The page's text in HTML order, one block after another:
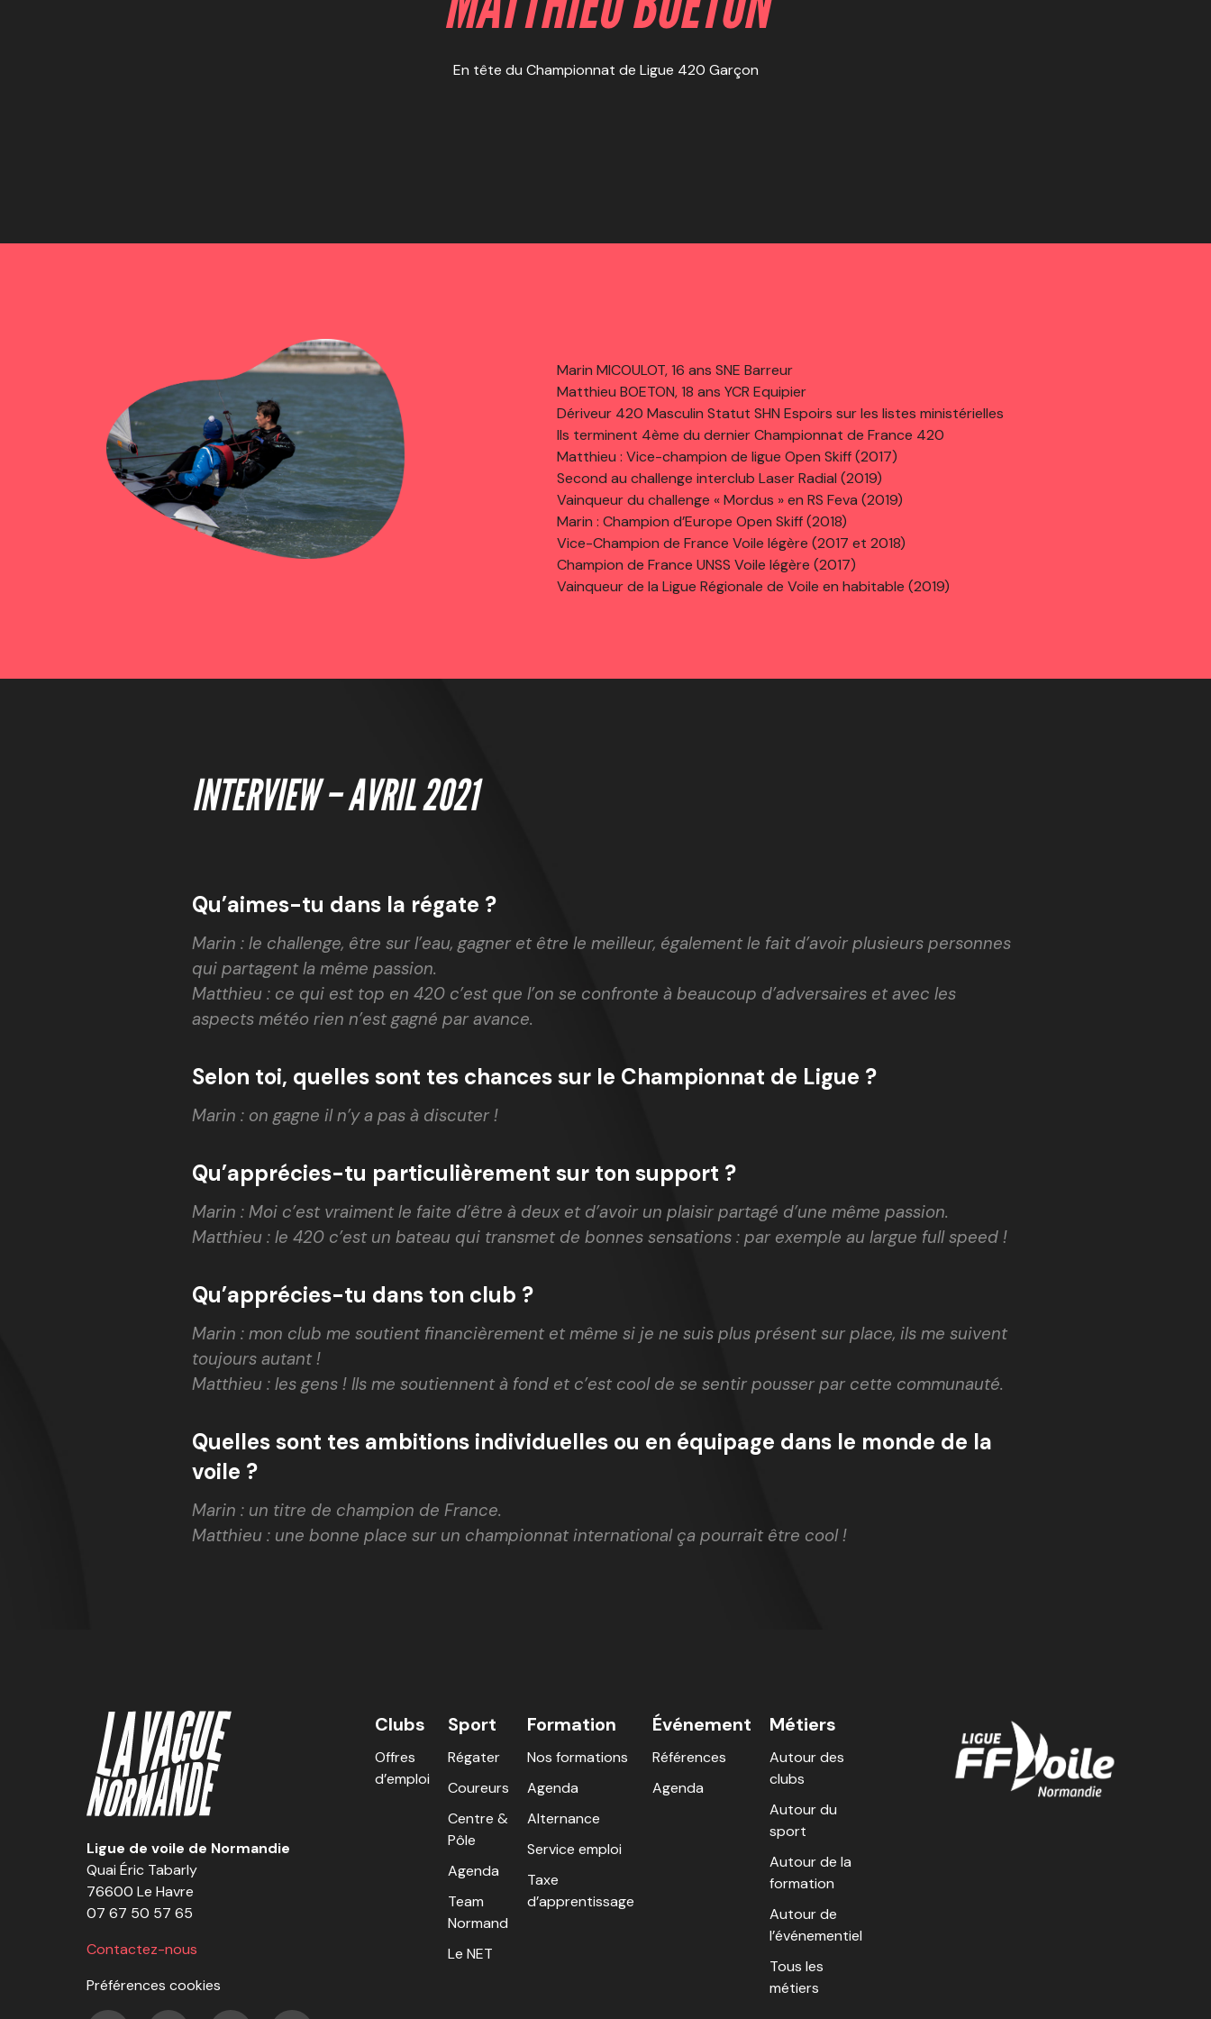
En tête du Championnat de Ligue 420 Garçon
Marin MICOULOT, 16 ans SNE Barreur
Matthieu BOETON, 18 ans YCR Equipier
Dériveur 420 Masculin Statut SHN Espoirs sur les listes ministérielles
Ils terminent 4ème du dernier Championnat de France 420
Matthieu : Vice-champion de ligue Open Skiff (2017)
Second au challenge interclub Laser Radial (2019)
Vainqueur du challenge « Mordus » en RS Feva (2019)
Marin : Champion d’Europe Open Skiff (2018)
Vice-Champion de France Voile légère (2017 et 2018)
Champion de France UNSS Voile légère (2017)
Vainqueur de la Ligue Régionale de Voile en habitable (2019)
INTERVIEW – AVRIL 2021
Qu’aimes-tu dans la régate ?
Marin : le challenge, être sur l’eau, gagner et être le meilleur, également le fait d’avoir plusieurs personnes
qui partagent la même passion.
Matthieu : ce qui est top en 420 c’est que l’on se confronte à beaucoup d’adversaires et avec les
aspects météo rien n’est gagné par avance.
Selon toi, quelles sont tes chances sur le Championnat de Ligue ?
Marin : on gagne il n’y a pas à discuter !
Qu’apprécies-tu particulièrement sur ton support ?
Marin : Moi c’est vraiment le faite d’être à deux et d’avoir un plaisir partagé d’une même passion.
Matthieu : le 420 c’est un bateau qui transmet de bonnes sensations : par exemple au largue full speed !
Qu’apprécies-tu dans ton club ?
Marin : mon club me soutient financièrement et même si je ne suis plus présent sur place, ils me suivent
toujours autant !
Matthieu : les gens ! Ils me soutiennent à fond et c’est cool de se sentir pousser par cette communauté.
Quelles sont tes ambitions individuelles ou en équipage dans le monde de la
voile ?
Marin : un titre de champion de France.
Matthieu : une bonne place sur un championnat international ça pourrait être cool !
Ligue de voile de Normandie
Quai Éric Tabarly
76600 Le Havre
07 67 50 57 65
Contactez-nous
Préférences cookies
Clubs
Offres
d’emploi
Sport
Régater
Coureurs
Centre &
Pôle
Agenda
Team
Normand
Le NET
Formation
Nos formations
Agenda
Alternance
Service emploi
Taxe
d’apprentissage
Événement
Références
Agenda
Métiers
Autour des
clubs
Autour du
sport
Autour de la
formation
Autour de
l’événementiel
Tous les
métiers